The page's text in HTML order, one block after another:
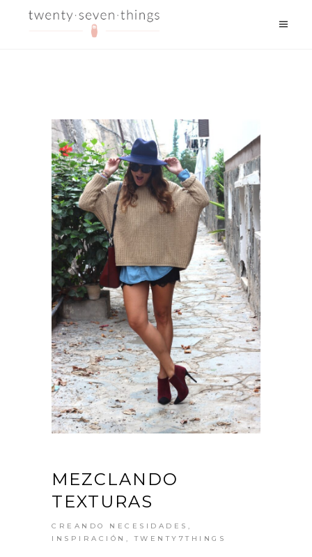
MEZCLANDO
TEXTURAS
CREANDO NECESIDADES ,
INSPIRACIÓN ,TWENTY7THINGS